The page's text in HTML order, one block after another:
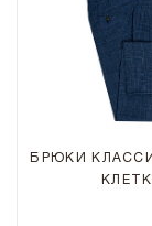
БРЮКИ